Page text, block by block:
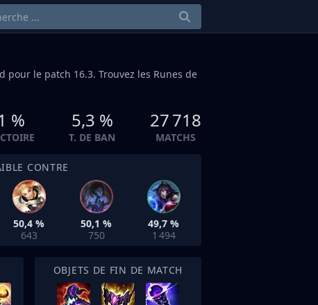
pour le patch 16.3. Trouvez les Runes de
% 5,3 %
T. DE BAN
27 718
MATCHS
CONTRE
50,4 %
643
50,1 %
750
49,7 %
1 494
OBJETS DE FIN DE MATCH